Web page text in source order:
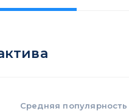
Средняя популярность